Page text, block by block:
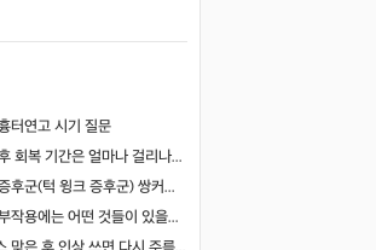
터연고 시기 질문
하안검 수술 후 회복 기간은 얼마나 걸리나요?
마르쿠스 건 증후군(턱 윙크 증후군) 쌍커풀 수술 가능 여부
하안검 수술 부작용에는 어떤 것들이 있을까요?